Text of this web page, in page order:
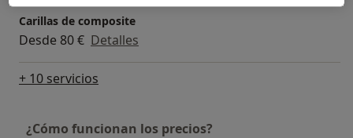
Carillas de composite
Desde 80 € Detalles
+ 10 servicios
¿Cómo funcionan los precios?